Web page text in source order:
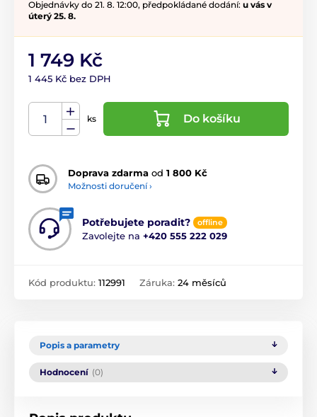
Objednávky do 21. 8. 12:00, předpokládané dodání: u vás v
úterý 25. 8.
1 749 Kč
1 445 Kč bez DPH
ks Do košíku
Doprava zdarma od 1 800 Kč
Možnosti doručení ›
Potřebujete poradit? offline
Zavolejte na +420 555 222 029
Kód produktu: 112991 Záruka: 24 měsíců
Popis a parametry
Hodnocení (0)